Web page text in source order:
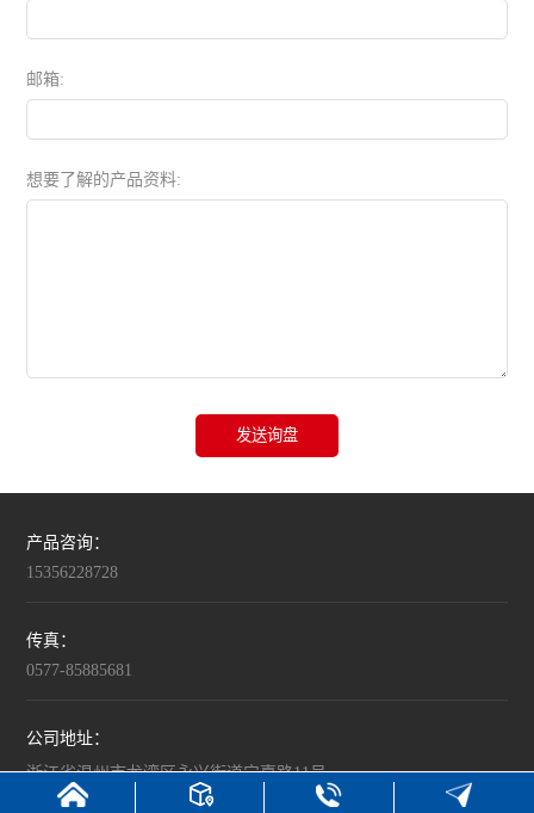
邮箱:
想要了解的产品资料:
发送询盘
产品咨询：
15356228728
传真：
0577-85885681
公司地址：
浙江省温州市龙湾区永兴街道宁嘉路11号